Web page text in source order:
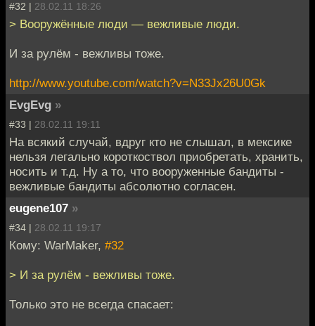
#32 | 28.02.11 18:26
> Вооружённые люди — вежливые люди.
И за рулём - вежливы тоже.
http://www.youtube.com/watch?v=N33Jx26U0Gk
EvgEvg »
#33 | 28.02.11 19:11
На всякий случай, вдруг кто не слышал, в мексике
нельзя легально короткоствол приобретать, хранить,
носить и т.д. Ну а то, что вооруженные бандиты -
вежливые бандиты абсолютно согласен.
eugene107 »
#34 | 28.02.11 19:17
Кому: WarMaker, #32
> И за рулём - вежливы тоже.
Только это не всегда спасает: